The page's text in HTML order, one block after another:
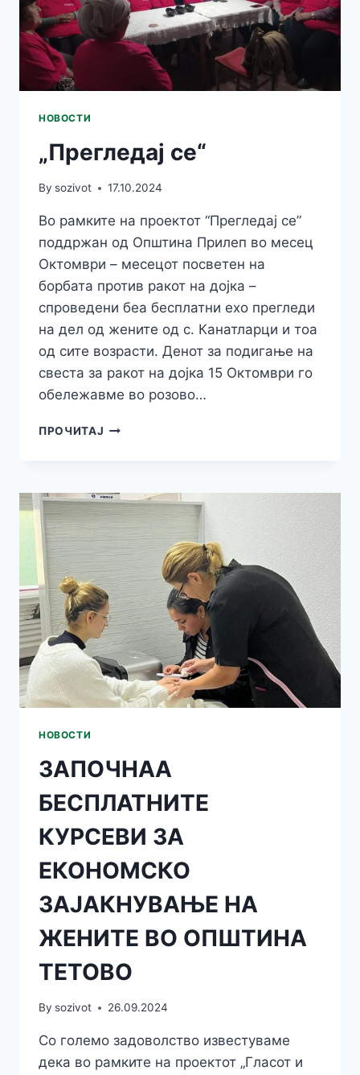
НАСИЛСТВО
НОВОСТИ
„Прегледај се“
By sozivot 17.10.2024
Во рамките на проектот “Прегледај се”
поддржан од Општина Прилеп во месец
Октомври – месецот посветен на
борбата против ракот на дојка –
спроведени беа бесплатни ехо прегледи
на дел од жените од с. Канатларци и тоа
од сите возрасти. Денот за подигање на
свеста за ракот на дојка 15 Октомври го
обележавме во розово…
ПРОЧИТАЈ „ПРЕГЛЕДАЈ
НОВОСТИ
ЗАПОЧНАА
БЕСПЛАТНИТЕ
КУРСЕВИ ЗА
ЕКОНОМСКО
ЗАЈАКНУВАЊЕ НА
ЖЕНИТЕ ВО ОПШТИНА
ТЕТОВО
By sozivot 26.09.2024
Со големо задоволство известуваме
дека во рамките на проектот „Гласот и